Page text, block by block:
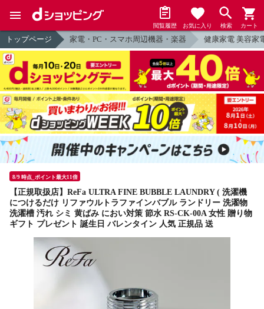
閲覧履歴 お気に入り 検索 カート
トップページ 家電・PC・スマホ周辺機器・楽器 健康家電 美容家
8/9 時点_ポイント最大11倍
【正規取扱店】ReFa ULTRA FINE BUBBLE LAUNDRY ( 洗濯機
につけるだけ リファウルトラファインバブル ランドリー 洗濯物
洗濯槽 汚れ シミ 黄ばみ におい対策 節水 RS-CK-00A 女性 贈り物
ギフト プレゼント 誕生日 バレンタイン 人気 正規品 送